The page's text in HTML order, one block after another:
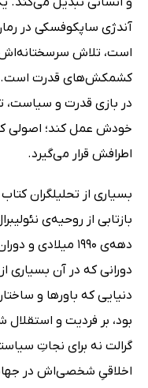
آندژی ساپکوفسکی در
است، تلاش سرسختانه‌اش
کشمکش‌های قدرت است.
در بازی قدرت و سیاست،
خودش عمل کند؛ اصولی
اطرافش قرار می‌گیرد.
بسیاری از تحلیلگران
بازتابی از روحیه‌ی
دهه‌ی 1990
دورانی که در آن بسیاری از
دنیایی که باورها و
بود، بر فردیت و
گرالت نه برای نجاتِ
اخلاقیِ شخصی‌اش در